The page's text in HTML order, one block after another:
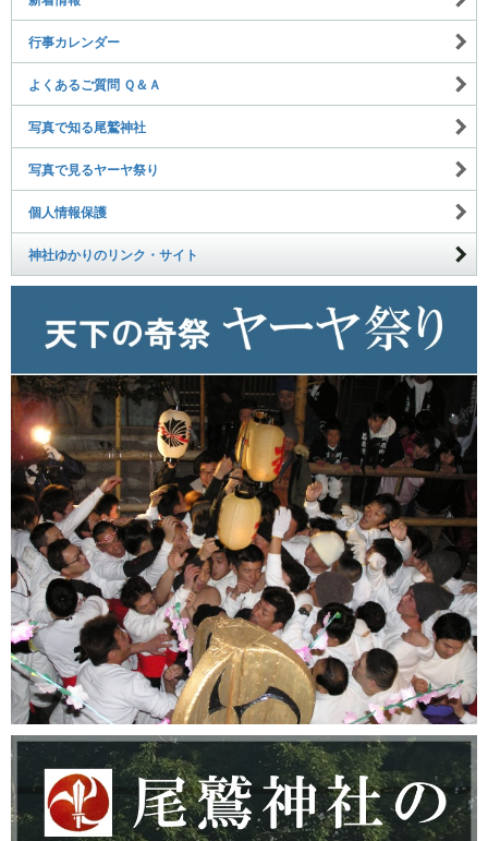
行事カレンダー
よくあるご質問 Ｑ＆Ａ
写真で知る尾鷲神社
写真で見るヤーヤ祭り
個人情報保護
神社ゆかりのリンク・サイト